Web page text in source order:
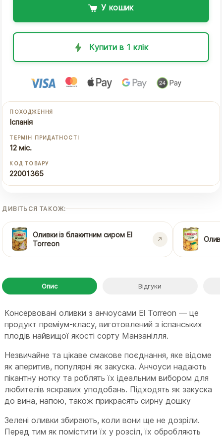
У кошик
Купити в 1 клік
ПОХОДЖЕННЯ
Іспанія
ТЕРМІН ПРИДАТНОСТІ
12 міс.
КОД ТОВАРУ
22001365
ДИВІТЬСЯ ТАКОЖ:
Оливки із блакитним сиром El
Torreon
Опис Відгуки
Консервовані оливки з анчоусами El Torreon — це
продукт преміум-класу, виготовлений з іспанських
плодів найвищої якості сорту Манзанілля.
Незвичайне та цікаве смакове поєднання, яке відоме
як аперитив, популярні як закуска. Анчоуси надають
пікантну нотку та роблять їх ідеальним вибором для
любителів яскравих уподобань. Підходять як закуска
до вина, напою, також прикрасять сирну дошку
Зелені оливки збирають, коли вони ще не дозріли.
Перед тим як помістити їх у розсіл, їх обробляють